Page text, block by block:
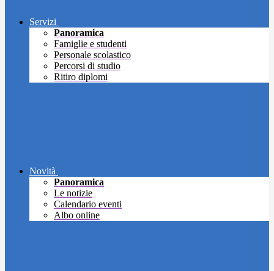
Servizi
Panoramica
Famiglie e studenti
Personale scolastico
Percorsi di studio
Ritiro diplomi
Novità
Panoramica
Le notizie
Calendario eventi
Albo online